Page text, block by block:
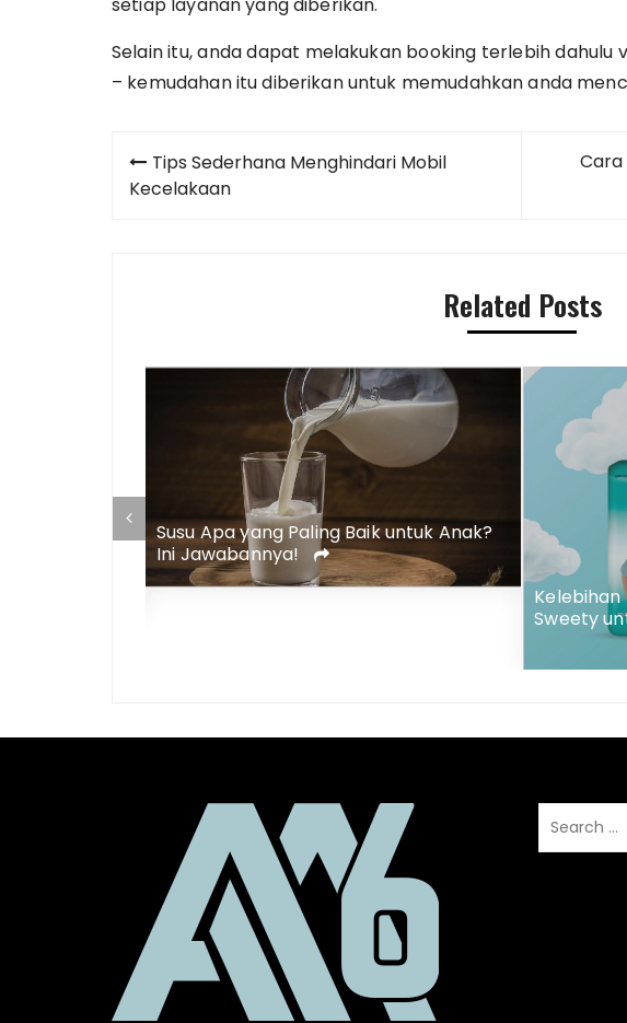
setiap layanan yang diberikan.
Selain itu, anda dapat melakukan booking terlebih dahulu
– kemudahan itu diberikan untuk memudahkan anda
Post
navigation
Tips Sederhana Menghindari Mobil
Kecelakaan
Cara
Related Posts
Susu Apa yang Paling Baik untuk Anak?
Ini Jawabannya!
Kelebihan
Sweety